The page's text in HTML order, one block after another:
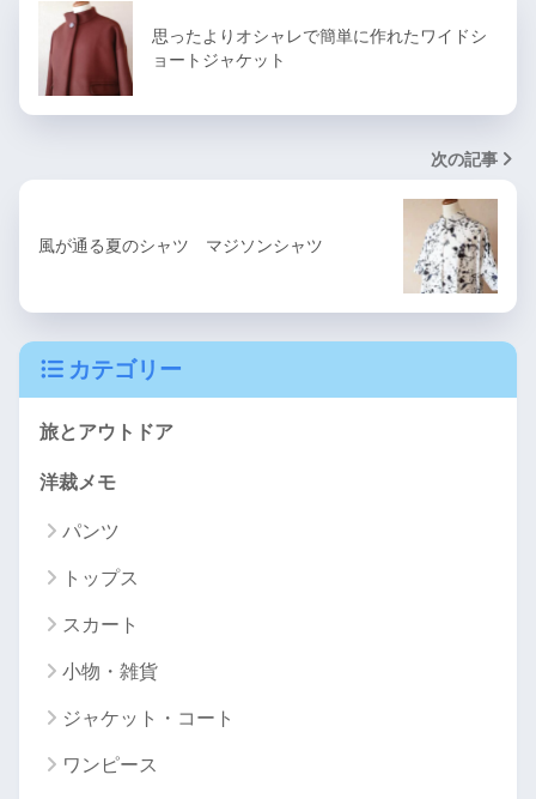
思ったよりオシャレで簡単に作れたワイドシ
ョートジャケット
次の記事
風が通る夏のシャツ マジソンシャツ
カテゴリー
旅とアウトドア
洋裁メモ
パンツ
トップス
スカート
小物・雑貨
ジャケット・コート
ワンピース